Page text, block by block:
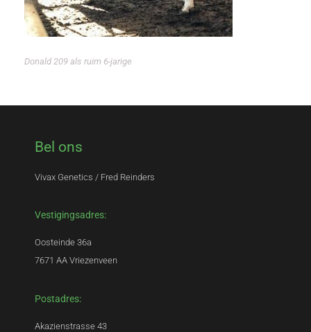
Donald 209 als ruim 6-jarige
Bel ons
Vivax Genetics / Fred Reinders
Vestigingsadres:
Oosteinde 36a
7671 AA Vriezenveen
Postadres:
Akazienstrasse 43